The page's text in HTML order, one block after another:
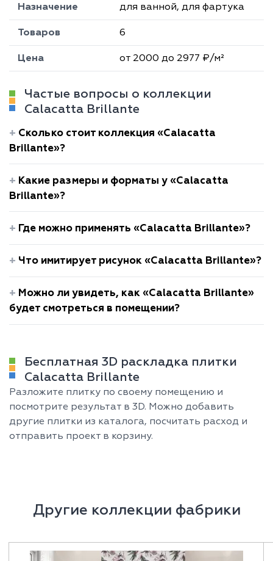
Назначение для ванной, для фартука
Товаров 6
Цена от 2000 до 2977 ₽/м²
Частые вопросы о коллекции
Calacatta Brillante
Сколько стоит коллекция «Calacatta
Brillante»?
Какие размеры и форматы у «Calacatta
Brillante»?
Где можно применять «Calacatta Brillante»?
Что имитирует рисунок «Calacatta Brillante»?
Можно ли увидеть, как «Calacatta Brillante»
будет смотреться в помещении?
Бесплатная 3D раскладка плитки
Calacatta Brillante
Разложите плитку по своему помещению и
посмотрите результат в 3D. Можно добавить
другие плитки из каталога, посчитать расход и
отправить проект в корзину.
Другие коллекции фабрики